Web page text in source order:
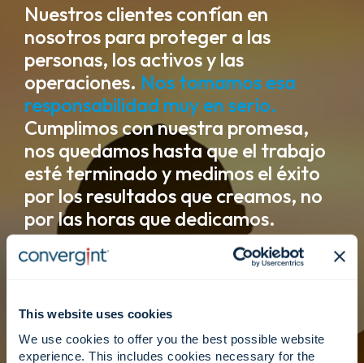
This website uses cookies
We use cookies to offer you the best possible website
experience. This includes cookies necessary for the
Nuestros clientes confían en
nosotros para proteger a las
personas, los activos y las
operaciones. Nos tomamos esa
responsabilidad muy en serio.
Cumplimos con nuestra promesa,
nos quedamos hasta que el trabajo
esté terminado y medimos el éxito
por los resultados que creamos, no
por las horas que dedicamos.
Creemos en vidas equilibradas.
Las personas rinden al máximo cuando pueden